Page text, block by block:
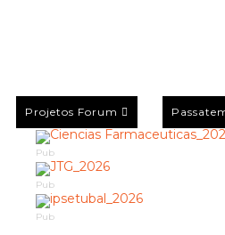
Projetos Forum
Pub
Pub
Pub